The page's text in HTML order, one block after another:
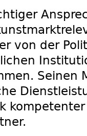
von der
Seinen
kompetenter